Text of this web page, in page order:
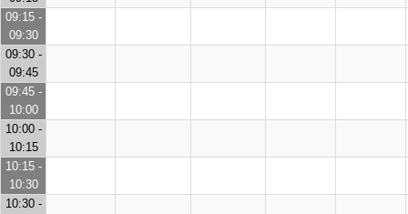
09:15 -
09:30
09:30 -
09:45
09:45 -
10:00
10:00 -
10:15
10:15 -
10:30
10:30 -